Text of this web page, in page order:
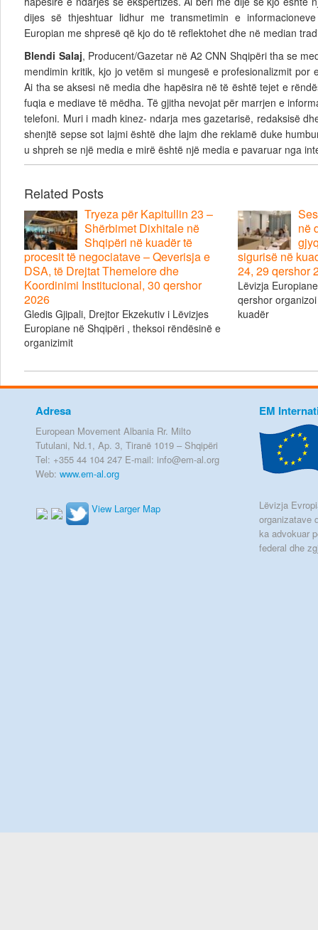
dijes së thjeshtuar lidhur me transmetimin e
Europian me shpresë që kjo do të reflektohet dhe në median
Blendi Salaj, Producent/Gazetar në A2 CNN Shqipëri tha se
mendimin kritik, kjo jo vetëm si mungesë e profesionalizmit por
Ai tha se aksesi në media dhe hapësira në të është tejet e
fuqia e mediave të mëdha. Të gjitha nevojat për marrjen e
telefoni. Muri i madh kinez- ndarja mes gazetarisë, redaksisë
shenjtë sepse sot lajmi është dhe lajm dhe reklamë duke
u shpreh se një media e mirë është një media e pavaruar nga
Related Posts
Tryeza për Kapitullin 23 –
Shërbimet Dixhitale në
Shqipëri në kuadër të
procesit të negociatave – Qeverisja e
DSA, të Drejtat Themelore dhe
Koordinimi Institucional, 30 qershor
2026
Gledis Gjipali, Drejtor Ekzekutiv i Lëvizjes
Europiane në Shqipëri , theksoi rëndësinë e
organizimit
në
sigurisë në
24, 29 qershor
Lëvizja
qershor
kuadër
Adresa
European Movement Albania Rr. Milto
Tutulani, Nd.1, Ap. 3, Tiranë 1019 – Shqipëri
Tel: +355 44 104 247 E-mail: info@em-al.org
Web: www.em-al.org
View Larger Map
EM
Lëvizja
organizatave
ka advokuar
federal dhe